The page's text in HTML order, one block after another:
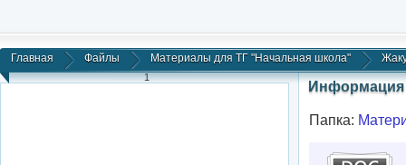
Главная Файлы Материалы для ТГ "Начальная школа"
1
Информация
Папка: